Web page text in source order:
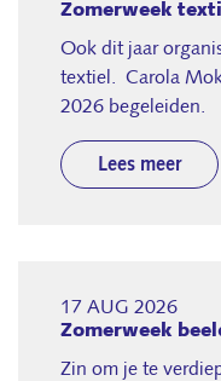
Zomerweek
Ook dit jaar
textiel. Carola
2026 begeleiden.
Lees meer
17 AUG 2026
Zomerweek
Zin om je te